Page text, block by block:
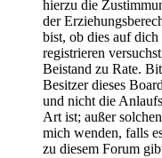
hierzu die
der
bist, ob dies auf
registrieren
Beistand zu Rate.
Besitzer dieses
und nicht die
Art ist; außer
mich wenden, falls
zu diesem Forum